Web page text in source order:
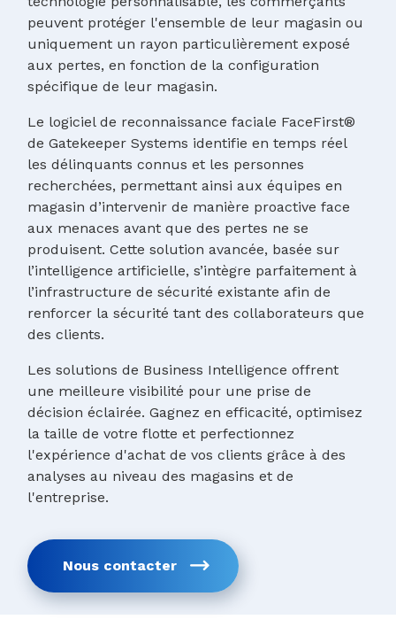
peuvent protéger l'ensemble de leur magasin ou
uniquement un rayon particulièrement exposé
aux pertes, en fonction de la configuration
spécifique de leur magasin.
Le logiciel de reconnaissance faciale FaceFirst®
de Gatekeeper Systems identifie en temps réel
les délinquants connus et les personnes
recherchées, permettant ainsi aux équipes en
magasin d’intervenir de manière proactive face
aux menaces avant que des pertes ne se
produisent. Cette solution avancée, basée sur
l’intelligence artificielle, s’intègre parfaitement à
l’infrastructure de sécurité existante afin de
renforcer la sécurité tant des collaborateurs que
des clients.
Les solutions de Business Intelligence offrent
une meilleure visibilité pour une prise de
décision éclairée. Gagnez en efficacité, optimisez
la taille de votre flotte et perfectionnez
l'expérience d'achat de vos clients grâce à des
analyses au niveau des magasins et de
l'entreprise.
Nous contacter